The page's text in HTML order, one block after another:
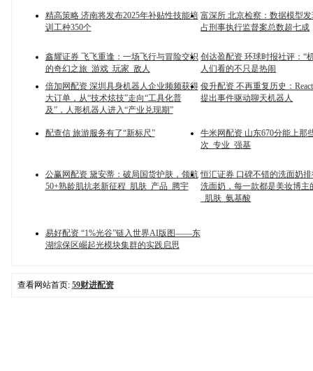
精高策略 济南将发布2025年补贴性技能培
训工种350个
富深所 北京检察：数据模型
占刑事执行监督案总数超七成
鑫耀证券 飞飞重逢：一场飞行与冒险交织
的奇幻之旅_游戏_玩家_敌人
创达盈配资 环球时报社评：“
人们看的不只是热闹
倍加网配资 深圳具身机器人企业频频获得
大订单，从“技术炫技”走向“工具化普
及”，人形机器人进入“产业兑现期”
俊升配资 不再重复历史：
提出事件驱动聊天机器人
配查信 旅游服务有了“新标尺”
牛米网配资 山东670分能上那
次_专业_强基
公赢网配资 黛安蒂：破局国货护肤，领航
50+熟龄肌抗老新征程_肌肤_产品_腾宇
恒汇证券 口碑不错的洗面奶
洗面奶，每一款都是美妆博主
_肌肤_氨基酸
易好配资 “1%光谷”链入世界AI版图——东
湖综保区崛起光模块集群的实践启思
查看网站首页: 59财进配资